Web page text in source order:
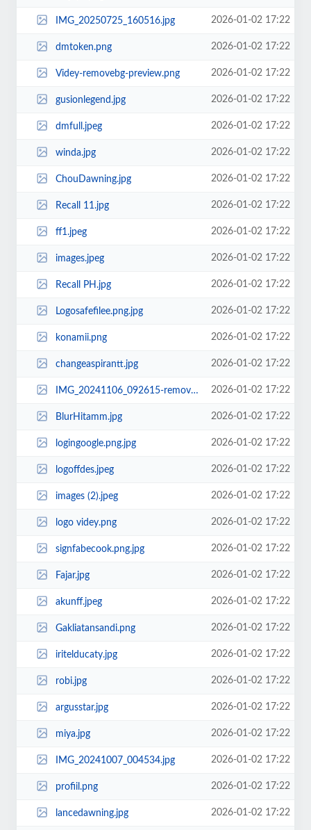
IMG_20250725_160516.jpg 2026-01-02 17:22
dmtoken.png 2026-01-02 17:22
Videy-removebg-preview.png 2026-01-02 17:22
gusionlegend.jpg 2026-01-02 17:22
dmfull.jpeg 2026-01-02 17:22
winda.jpg 2026-01-02 17:22
ChouDawning.jpg 2026-01-02 17:22
Recall 11.jpg 2026-01-02 17:22
ff1.jpeg 2026-01-02 17:22
images.jpeg 2026-01-02 17:22
Recall PH.jpg 2026-01-02 17:22
Logosafefilee.png.jpg 2026-01-02 17:22
konamii.png 2026-01-02 17:22
changeaspirantt.jpg 2026-01-02 17:22
IMG_20241106_092615-removebg-preview.png 2026-01-02 17:22
BlurHitamm.jpg 2026-01-02 17:22
logingoogle.png.jpg 2026-01-02 17:22
logoffdes.jpeg 2026-01-02 17:22
images (2).jpeg 2026-01-02 17:22
logo videy.png 2026-01-02 17:22
signfabecook.png.jpg 2026-01-02 17:22
Fajar.jpg 2026-01-02 17:22
akunff.jpeg 2026-01-02 17:22
Gakliatansandi.png 2026-01-02 17:22
iritelducaty.jpg 2026-01-02 17:22
robi.jpg 2026-01-02 17:22
argusstar.jpg 2026-01-02 17:22
miya.jpg 2026-01-02 17:22
IMG_20241007_004534.jpg 2026-01-02 17:22
profiil.png 2026-01-02 17:22
lancedawning.jpg 2026-01-02 17:22